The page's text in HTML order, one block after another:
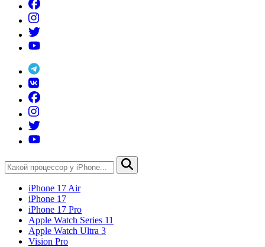
iPhone 17 Air
iPhone 17
iPhone 17 Pro
Apple Watch Series 11
Apple Watch Ultra 3
Vision Pro